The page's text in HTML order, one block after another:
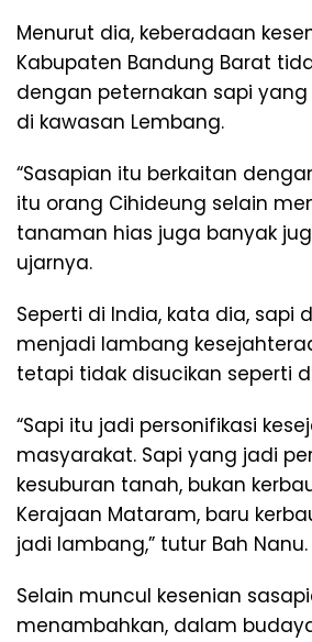
Menurut dia, keberadaan
Kabupaten Bandung Barat
dengan peternakan sapi
di kawasan Lembang.
“Sasapian itu berkaitan
itu orang Cihideung selain
tanaman hias juga banyak
ujarnya.
Seperti di India, kata dia, sapi
menjadi lambang
tetapi tidak disucikan seperti
“Sapi itu jadi personifikasi
masyarakat. Sapi yang jadi
kesuburan tanah, bukan
Kerajaan Mataram, baru
jadi lambang,” tutur Bah Nanu.
Selain muncul kesenian
menambahkan, dalam